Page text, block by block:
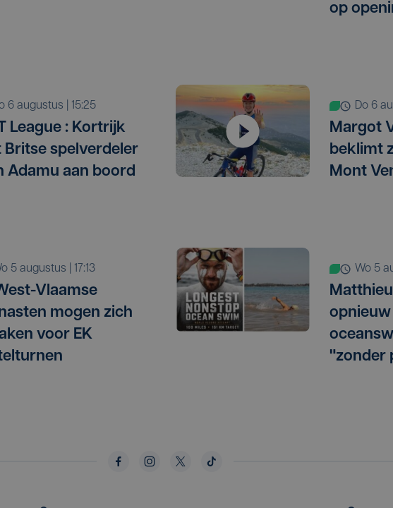
op
6 augustus | 15:25
League : Kortrijk
Britse spelverdeler
Adamu aan boord
do 6
Margot
beklimt
Mont
wo 5 augustus | 17:13
Vlaamse
mogen zich
voor EK
wo 5
"zonder